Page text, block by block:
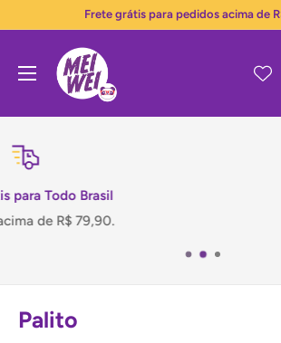
Frete grátis para pedidos acima de
Mei
Wei
Parcele em até
Palito